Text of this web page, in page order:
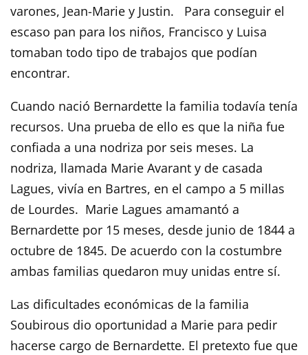
varones, Jean-Marie y Justin. Para conseguir el
escaso pan para los niños, Francisco y Luisa
tomaban todo tipo de trabajos que podían
encontrar.
Cuando nació Bernardette la familia todavía tenía
recursos. Una prueba de ello es que la niña fue
confiada a una nodriza por seis meses. La
nodriza, llamada Marie Avarant y de casada
Lagues, vivía en Bartres, en el campo a 5 millas
de Lourdes. Marie Lagues amamantó a
Bernardette por 15 meses, desde junio de 1844 a
octubre de 1845. De acuerdo con la costumbre
ambas familias quedaron muy unidas entre sí.
Las dificultades económicas de la familia
Soubirous dio oportunidad a Marie para pedir
hacerse cargo de Bernardette. El pretexto fue que